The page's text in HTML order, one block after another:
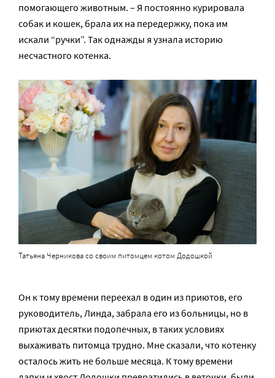
помогающего животным. – Я постоянно курировала
собак и кошек, брала их на передержку, пока им
искали “ручки”. Так однажды я узнала историю
несчастного котенка.
Татьяна Черникова со своим питомцем котом Додошкой
Он к тому времени переехал в один из приютов, его
руководитель, Линда, забрала его из больницы, но в
приютах десятки подопечных, в таких условиях
выхаживать питомца трудно. Мне сказали, что котенку
осталось жить не больше месяца. К тому времени